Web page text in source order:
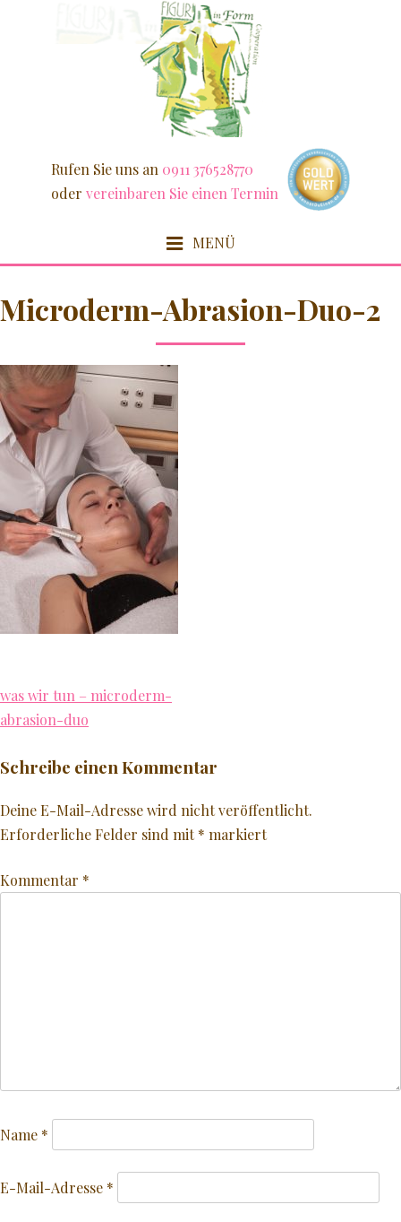
Rufen Sie uns an 0911 376528770
oder vereinbaren Sie einen Termin
MENÜ
HOME
DETOX / FASZIEN
JÜNGER AUSSEHEN
GLATTE HAUT
NATURKOSMETIK
♥ MEHR
Microderm-Abrasion-Duo-2
Beitragsnavigation
was wir tun – microderm-
abrasion-duo
Schreibe einen Kommentar
Deine E-Mail-Adresse wird nicht veröffentlicht.
Erforderliche Felder sind mit* markiert
Kommentar *
Name *
E-Mail-Adresse *